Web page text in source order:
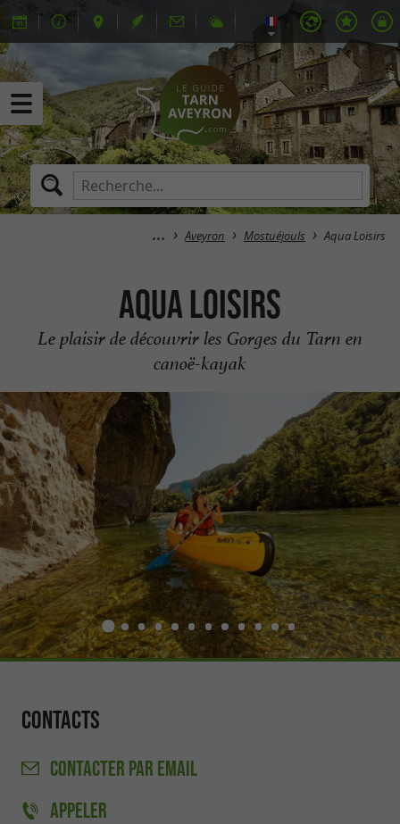
Aveyron Mostuéjouls Aqua Loisirs
Aqua Loisirs
Le plaisir de découvrir les Gorges du Tarn en
canoë-kayak
Contacts
CONTACTER PAR EMAIL
APPELER